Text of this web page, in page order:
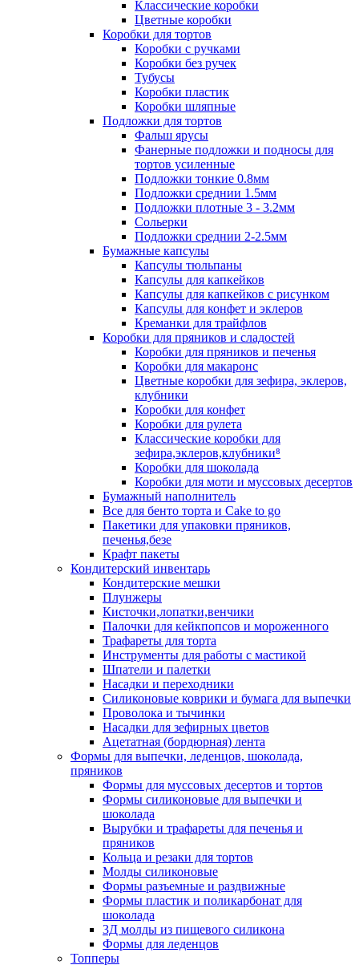
Классические коробки
Цветные коробки
Коробки для тортов
Коробки с ручками
Коробки без ручек
Тубусы
Коробки пластик
Коробки шляпные
Подложки для тортов
Фальш ярусы
Фанерные подложки и подносы для
тортов усиленные
Подложки тонкие 0.8мм
Подложки среднии 1.5мм
Подложки плотные 3 - 3.2мм
Сольерки
Подложки среднии 2-2.5мм
Бумажные капсулы
Капсулы тюльпаны
Капсулы для капкейков
Капсулы для капкейков с рисунком
Капсулы для конфет и эклеров
Креманки для трайфлов
Коробки для пряников и сладостей
Коробки для пряников и печенья
Коробки для макаронс
Цветные коробки для зефира, эклеров,
клубники
Коробки для конфет
Коробки для рулета
Классические коробки для
зефира,эклеров,клубники⁸
Коробки для шоколада
Коробки для моти и муссовых десертов
Бумажный наполнитель
Все для бенто торта и Cake to go
Пакетики для упаковки пряников,
печенья,безе
Крафт пакеты
Кондитерский инвентарь
Кондитерские мешки
Плунжеры
Кисточки,лопатки,венчики
Палочки для кейкпопсов и мороженного
Трафареты для торта
Инструменты для работы с мастикой
Шпатели и палетки
Насадки и переходники
Силиконовые коврики и бумага для выпечки
Проволока и тычинки
Насадки для зефирных цветов
Ацетатная (бордюрная) лента
Формы для выпечки, леденцов, шоколада,
пряников
Формы для муссовых десертов и тортов
Формы силиконовые для выпечки и
шоколада
Вырубки и трафареты для печенья и
пряников
Кольца и резаки для тортов
Молды силиконовые
Формы разъемные и раздвижные
Формы пластик и поликарбонат для
шоколада
3Д молды из пищевого силикона
Формы для леденцов
Топперы